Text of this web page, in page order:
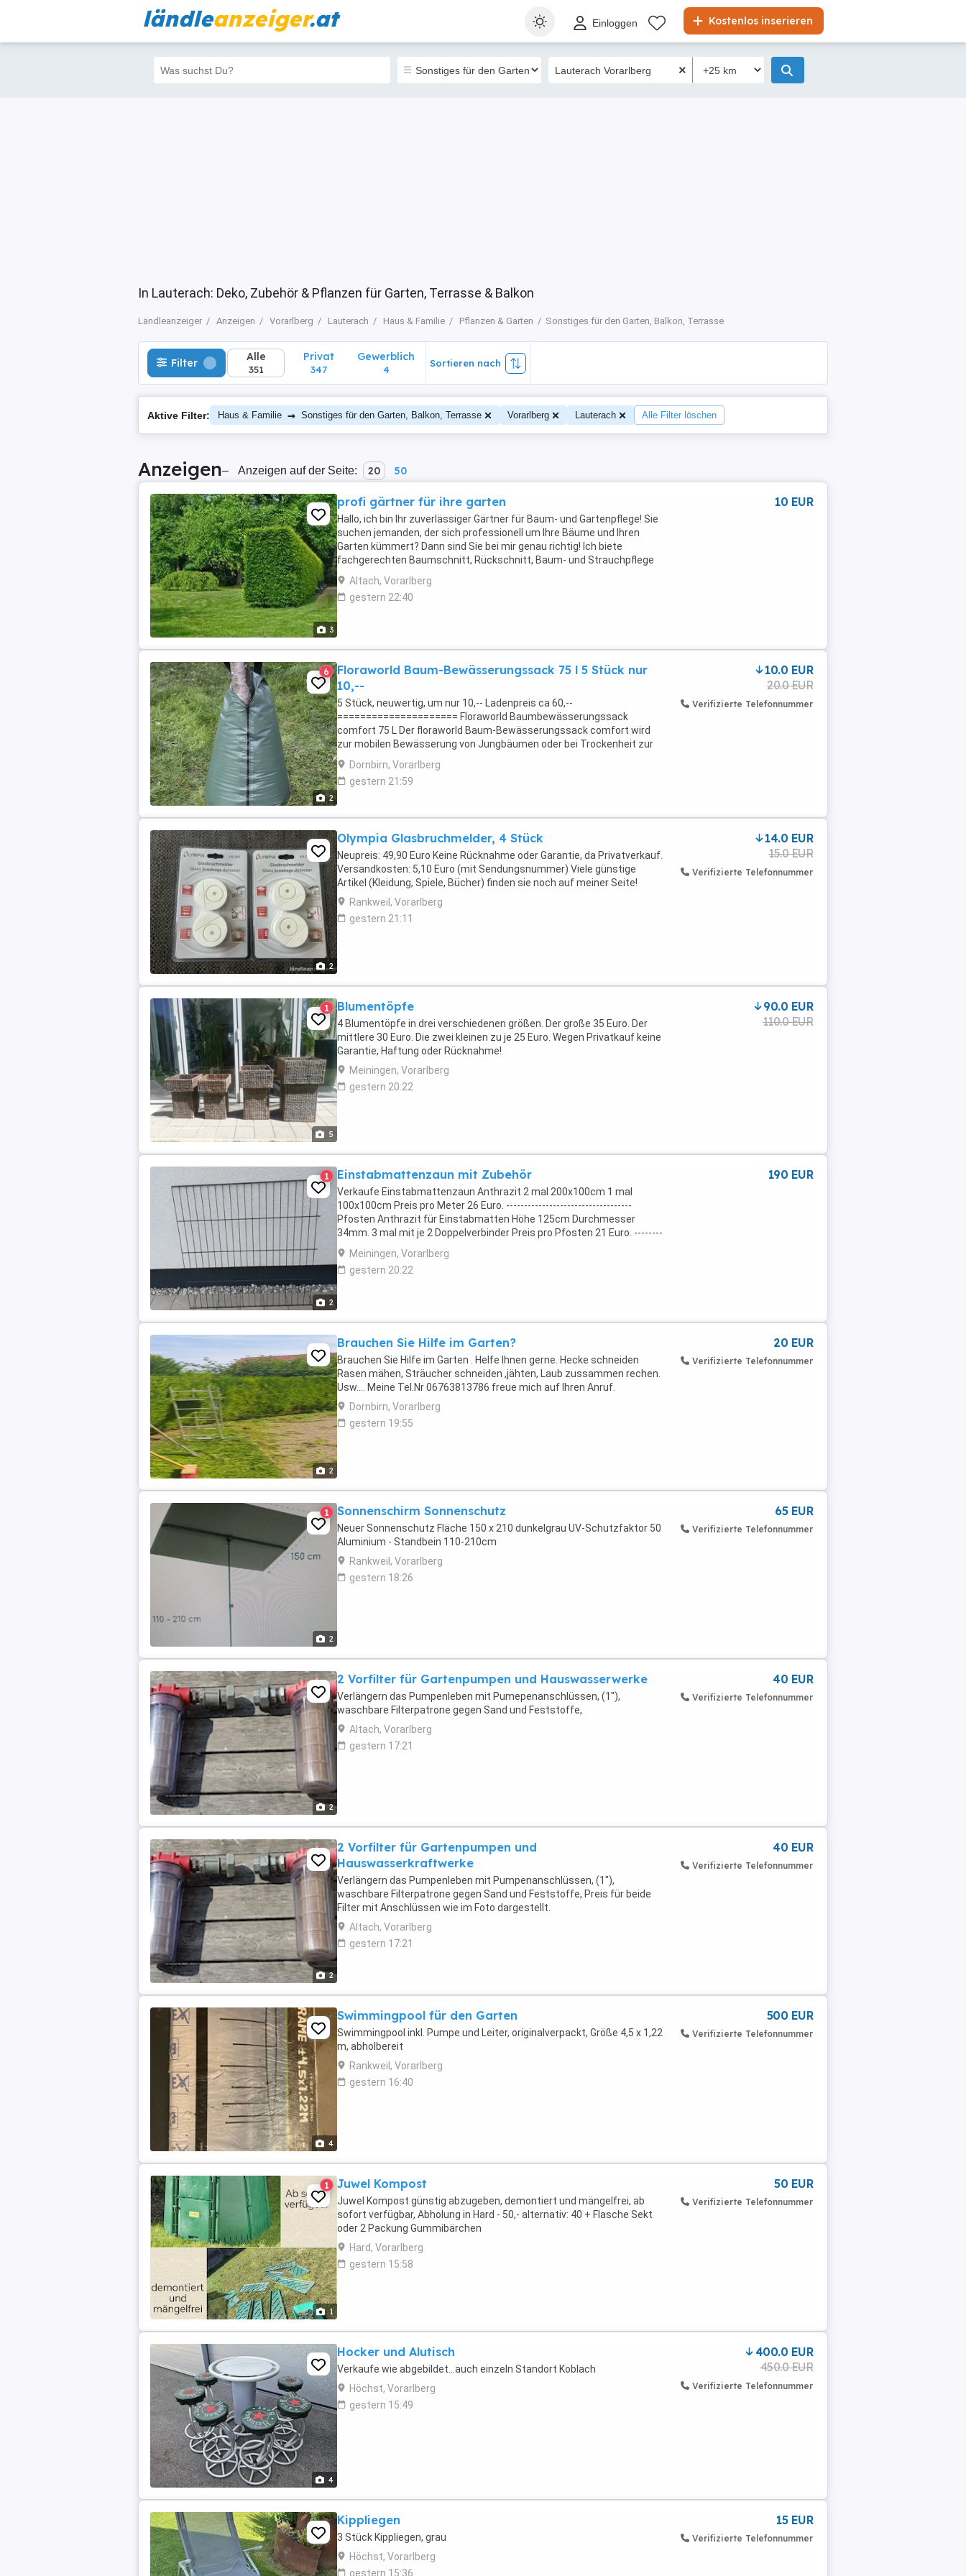
ländleanzeiger.at Kostenlos inserieren
Einloggen
In Lauterach: Deko, Zubehör & Pflanzen für Garten, Terrasse & Balkon
Ländleanzeiger Anzeigen Vorarlberg Lauterach Haus & Familie Pflanzen & Garten Sonstiges für den Garten, Balkon, Terrasse
Filter Alle
351
Privat
347
Filter Alle
351
Privat
347
Gewerblich
4
Sortieren nach
Aktive Filter: Haus & Familie → Sonstiges für den Garten, Balkon, Terrasse Vorarlberg Lauterach Alle Filter löschen
Anzeigen– Anzeigen auf der Seite: 20 50
3
profi gärtner für ihre garten
Hallo, ich bin Ihr zuverlässiger Gärtner für Baum- und Gartenpflege! Sie
suchen jemanden, der sich professionell um Ihre Bäume und Ihren
Garten kümmert? Dann sind Sie bei mir genau richtig! Ich biete
fachgerechten Baumschnitt, Rückschnitt, Baum- und Strauchpflege
sowie allgemeine Gartenarbeiten ...
Altach, Vorarlberg
gestern 22:40
10 EUR
2
6
Floraworld Baum-Bewässerungssack 75 l 5 Stück nur
10,--
5 Stück, neuwertig, um nur 10,-- Ladenpreis ca 60,--
===================== Floraworld Baumbewässerungssack
comfort 75 L Der floraworld Baum-Bewässerungssack comfort wird
zur mobilen Bewässerung von Jungbäumen oder bei Trockenheit zur
Erhaltung von Bestandsbäumen genutzt. Der Bewässerungssack ...
Dornbirn, Vorarlberg
gestern 21:59
10.0 EUR
20.0 EUR
Verifizierte Telefonnummer
2
Olympia Glasbruchmelder, 4 Stück
Neupreis: 49,90 Euro Keine Rücknahme oder Garantie, da Privatverkauf.
Versandkosten: 5,10 Euro (mit Sendungsnummer) Viele günstige
Artikel (Kleidung, Spiele, Bücher) finden sie noch auf meiner Seite!
Rankweil, Vorarlberg
gestern 21:11
14.0 EUR
15.0 EUR
Verifizierte Telefonnummer
5
1 Blumentöpfe
4 Blumentöpfe in drei verschiedenen größen. Der große 35 Euro. Der
mittlere 30 Euro. Die zwei kleinen zu je 25 Euro. Wegen Privatkauf keine
Garantie, Haftung oder Rücknahme!
Meiningen, Vorarlberg
gestern 20:22
90.0 EUR
110.0 EUR
2
1 Einstabmattenzaun mit Zubehör
Verkaufe Einstabmattenzaun Anthrazit 2 mal 200x100cm 1 mal
100x100cm Preis pro Meter 26 Euro. -----------------------------------
Pfosten Anthrazit für Einstabmatten Höhe 125cm Durchmesser
34mm. 3 mal mit je 2 Doppelverbinder Preis pro Pfosten 21 Euro. --------
------------------------------- 2 ...
Meiningen, Vorarlberg
gestern 20:22
190 EUR
2
Brauchen Sie Hilfe im Garten?
Brauchen Sie Hilfe im Garten . Helfe Ihnen gerne. Hecke schneiden
Rasen mähen, Sträucher schneiden ,jähten, Laub zussammen rechen.
Usw.... Meine Tel.Nr 06763813786 freue mich auf Ihren Anruf.
Dornbirn, Vorarlberg
gestern 19:55
20 EUR
Verifizierte Telefonnummer
2
1 Sonnenschirm Sonnenschutz
Neuer Sonnenschutz Fläche 150 x 210 dunkelgrau UV-Schutzfaktor 50
Aluminium - Standbein 110-210cm
Rankweil, Vorarlberg
gestern 18:26
65 EUR
Verifizierte Telefonnummer
2
2 Vorfilter für Gartenpumpen und Hauswasserwerke
Verlängern das Pumpenleben mit Pumepenanschlüssen, (1"),
waschbare Filterpatrone gegen Sand und Feststoffe,
Altach, Vorarlberg
gestern 17:21
40 EUR
Verifizierte Telefonnummer
2
2 Vorfilter für Gartenpumpen und
Hauswasserkraftwerke
Verlängern das Pumpenleben mit Pumpenanschlüssen, (1"),
waschbare Filterpatrone gegen Sand und Feststoffe, Preis für beide
Filter mit Anschlüssen wie im Foto dargestellt.
Altach, Vorarlberg
gestern 17:21
40 EUR
Verifizierte Telefonnummer
4
Swimmingpool für den Garten
Swimmingpool inkl. Pumpe und Leiter, originalverpackt, Größe 4,5 x 1,22
m, abholbereit
Rankweil, Vorarlberg
gestern 16:40
500 EUR
Verifizierte Telefonnummer
1
1 Juwel Kompost
Juwel Kompost günstig abzugeben, demontiert und mängelfrei, ab
sofort verfügbar, Abholung in Hard - 50,- alternativ: 40 + Flasche Sekt
oder 2 Packung Gummibärchen
Hard, Vorarlberg
gestern 15:58
50 EUR
Verifizierte Telefonnummer
4
Hocker und Alutisch
Verkaufe wie abgebildet...auch einzeln Standort Koblach
Höchst, Vorarlberg
gestern 15:49
400.0 EUR
450.0 EUR
Verifizierte Telefonnummer
Kippliegen
3 Stück Kippliegen, grau
Höchst, Vorarlberg
gestern 15:36
15 EUR
Verifizierte Telefonnummer